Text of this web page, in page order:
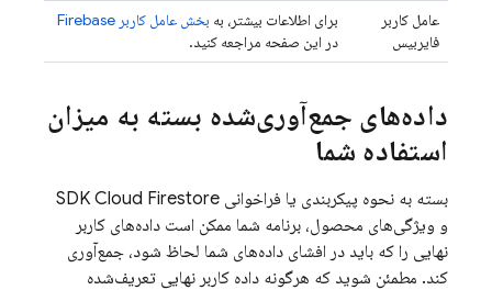
عامل کاربر
فایربیس
برای اطلاعات بیشتر، به بخش عامل کاربر Firebase
در این صفحه مراجعه کنید.
داده‌های جمع‌آوری‌شده بسته به میزان
استفاده شما
بسته به نحوه پیکربندی یا فراخوانی SDK Cloud Firestore
و ویژگی‌های محصول، برنامه شما ممکن است داده‌های کاربر
نهایی را که باید در افشای داده‌های شما لحاظ شود، جمع‌آوری
کند. مطمئن شوید که هرگونه داده کاربر نهایی تعریف‌شده